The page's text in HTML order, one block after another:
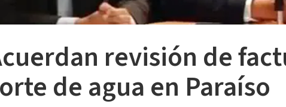
revisión de
de agua en Paraíso